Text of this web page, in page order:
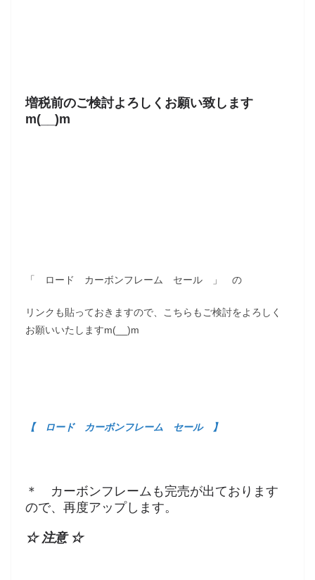
増税前のご検討よろしくお願い致します
m(__)m
「 ロード カーボンフレーム セール 」 の
リンクも貼っておきますので、こちらもご検討をよろしく
お願いいたしますm(__)m
【 ロード カーボンフレーム セール 】
＊ カーボンフレームも完売が出ております
ので、再度アップします。
☆ 注意 ☆